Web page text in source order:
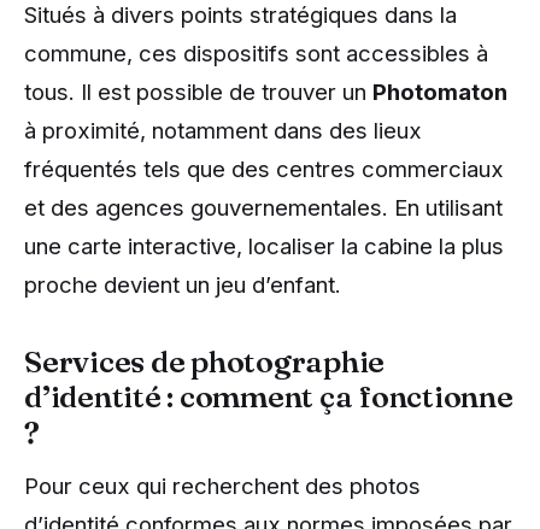
Situés à divers points stratégiques dans la
commune, ces dispositifs sont accessibles à
tous. Il est possible de trouver un Photomaton
à proximité, notamment dans des lieux
fréquentés tels que des centres commerciaux
et des agences gouvernementales. En utilisant
une carte interactive, localiser la cabine la plus
proche devient un jeu d’enfant.
Services de photographie
d’identité : comment ça fonctionne
?
Pour ceux qui recherchent des photos